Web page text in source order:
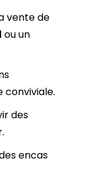
vente de
ou un
conviviale.
des
encas